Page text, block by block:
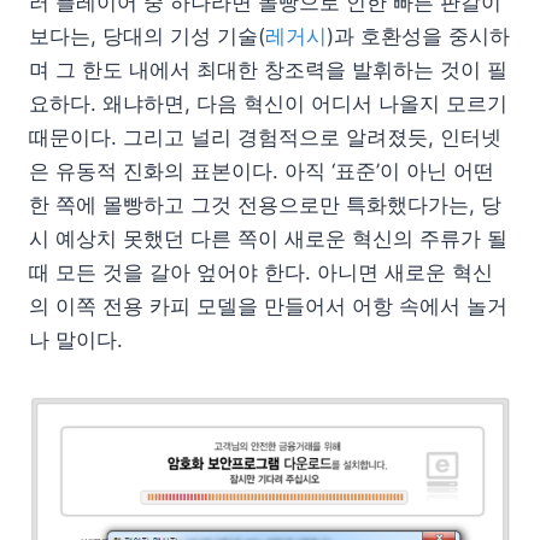
보다는, 당대의 기성 기술(레거시 )과 호환성을 중시하
며 그 한도 내에서 최대한 창조력을 발휘하는 것이 필
요하다. 왜냐하면, 다음 혁신이 어디서 나올지 모르기
때문이다. 그리고 널리 경험적으로 알려졌듯, 인터넷
은 유동적 진화의 표본이다. 아직 ‘표준’이 아닌 어떤
한 쪽에 몰빵하고 그것 전용으로만 특화했다가는, 당
시 예상치 못했던 다른 쪽이 새로운 혁신의 주류가 될
때 모든 것을 갈아 엎어야 한다. 아니면 새로운 혁신
의 이쪽 전용 카피 모델을 만들어서 어항 속에서 놀거
나 말이다.